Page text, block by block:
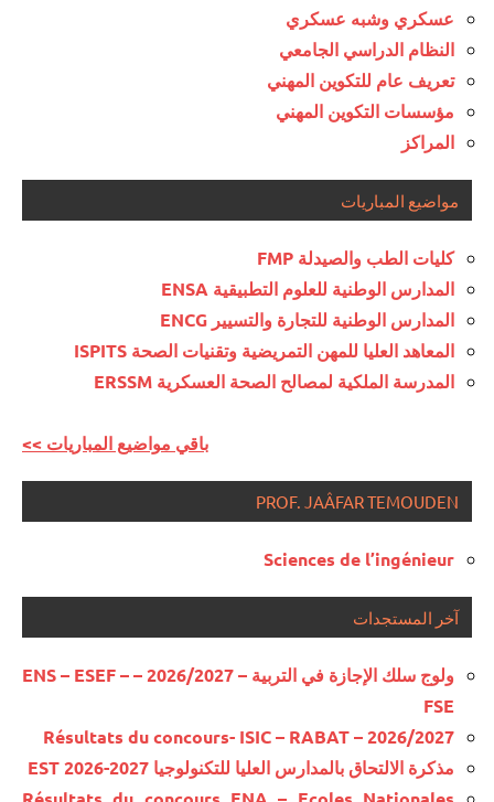
عسكري وشبه عسكري
النظام الدراسي الجامعي
تعريف عام للتكوين المهني
مؤسسات التكوين المهني
المراكز
مواضيع المباريات
كليات الطب والصيدلة FMP
المدارس الوطنية للعلوم التطبيقية ENSA
المدارس الوطنية للتجارة والتسيير ENCG
المعاهد العليا للمهن التمريضية وتقنيات الصحة ISPITS
المدرسة الملكية لمصالح الصحة العسكرية ERSSM
<< باقي مواضيع المباريات
PROF. JAÂFAR TEMOUDEN
Sciences de l’ingénieur
آخر المستجدات
ولوج سلك الإجازة في التربية – 2026/2027 – ENS – ESEF –
FSE
Résultats du concours- ISIC – RABAT – 2026/2027
مذكرة الالتحاق بالمدارس العليا للتكنولوجيا EST 2026-2027